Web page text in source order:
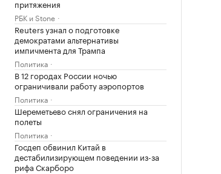
притяжения
РБК и Stone
Reuters узнал о подготовке
демократами альтернативы
импичмента для Трампа
Политика
В 12 городах России ночью
ограничивали работу аэропортов
Политика
Шереметьево снял ограничения на
полеты
Политика
Госдеп обвинил Китай в
дестабилизирующем поведении из-за
рифа Скарборо